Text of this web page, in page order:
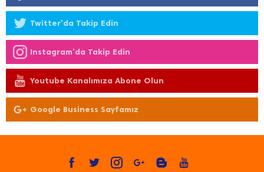
Twitter'da Takip Edin
Instagram'da Takip Edin
Youtube Kanalımıza Abone Olun
Google Business Sayfamız